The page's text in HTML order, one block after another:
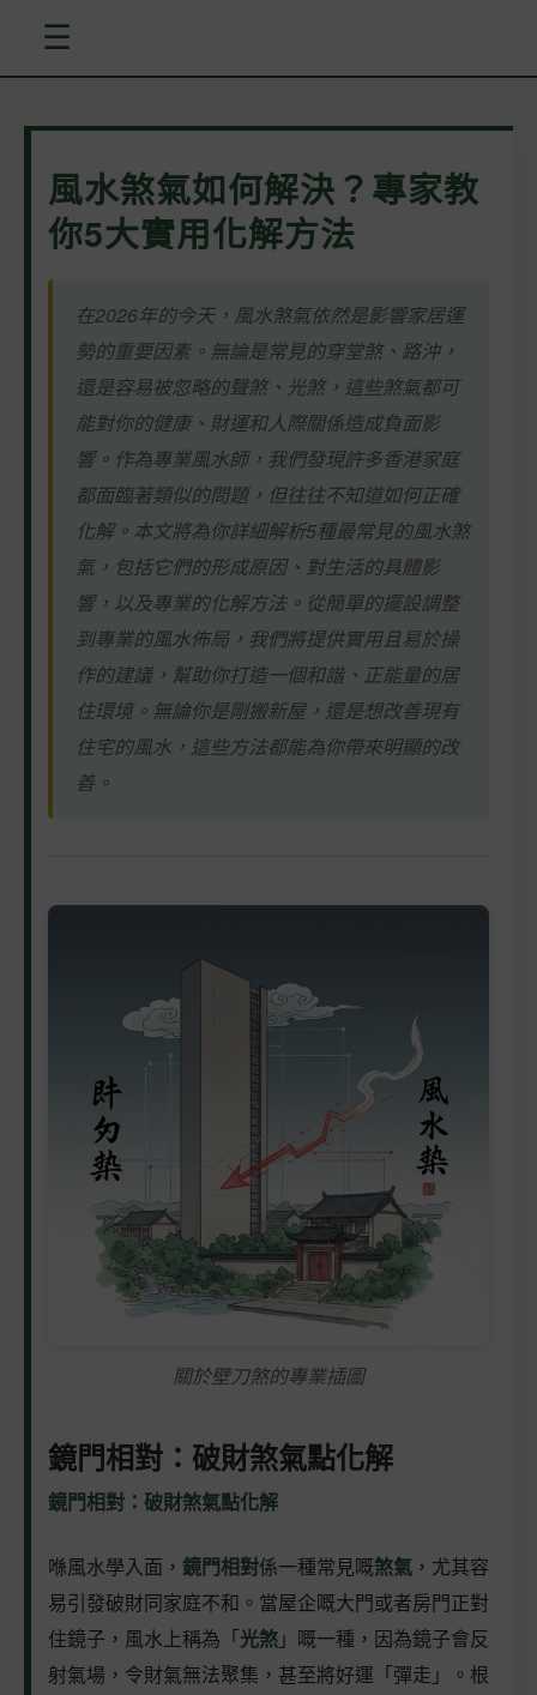
☰
風水煞氣如何解決？專家教
你5大實用化解方法
在2026年的今天，風水煞氣依然是影響家居運
勢的重要因素。無論是常見的穿堂煞、路沖，
還是容易被忽略的聲煞、光煞，這些煞氣都可
能對你的健康、財運和人際關係造成負面影
響。作為專業風水師，我們發現許多香港家庭
都面臨著類似的問題，但往往不知道如何正確
化解。本文將為你詳細解析5種最常見的風水煞
氣，包括它們的形成原因、對生活的具體影
響，以及專業的化解方法。從簡單的擺設調整
到專業的風水佈局，我們將提供實用且易於操
作的建議，幫助你打造一個和諧、正能量的居
住環境。無論你是剛搬新屋，還是想改善現有
住宅的風水，這些方法都能為你帶來明顯的改
善。
關於壁刀煞的專業插圖
鏡門相對：破財煞氣點化解
鏡門相對：破財煞氣點化解
喺風水學入面， 鏡門相對係一種常見嘅煞氣 ，尤其容
易引發破財同家庭不和。當屋企嘅大門或者房門正對
住鏡子，風水上稱為「光煞」嘅一種，因為鏡子會反
射氣場，令財氣無法聚集，甚至將好運「彈走」。根